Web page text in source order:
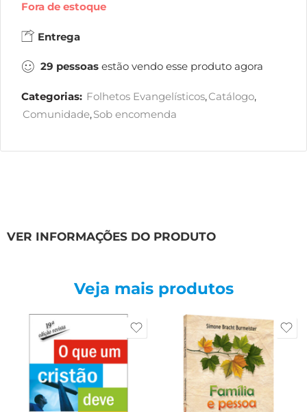
Fora de estoque
Entrega
29 pessoas estão vendo esse produto agora
Categorias: Folhetos Evangelísticos,Catálogo,
Comunidade,Sob encomenda
VER INFORMAÇÕES DO PRODUTO
Veja mais produtos